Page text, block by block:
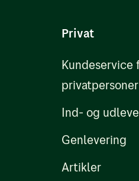
Privat
Kundeservice
privatpersoner
Ind- og
Genlevering
Artikler